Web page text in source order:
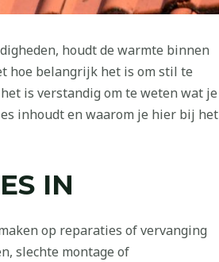
houdt de warmte binnen
hoe belangrijk het is om stil te
is verstandig om te weten wat je
inhoudt en waarom je hier bij het
IN
op reparaties of vervanging
slechte montage of